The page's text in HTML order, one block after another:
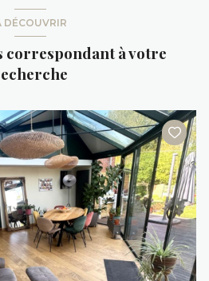
DÉCOUVRIR
correspondant à votre